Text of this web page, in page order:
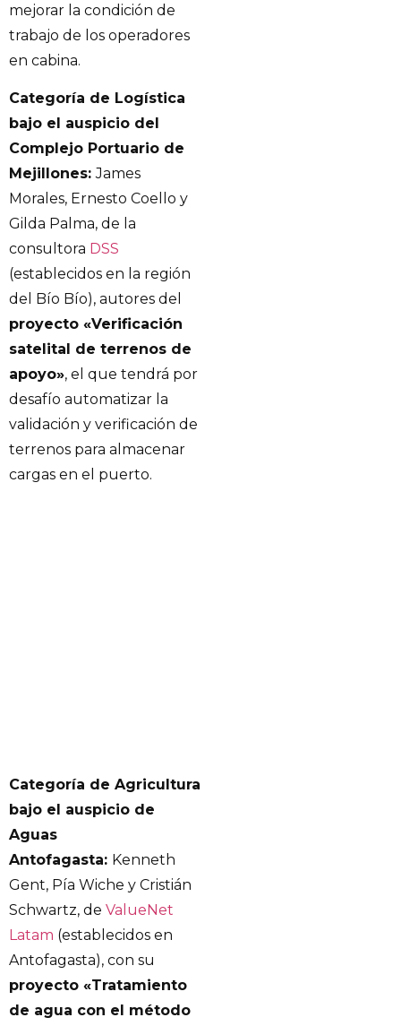
mejorar la condición de
trabajo de los operadores
en cabina.
Categoría de Logística
bajo el auspicio del
Complejo Portuario de
Mejillones:James
Morales, Ernesto Coello y
Gilda Palma, de la
consultora DSS
(establecidos en la región
del Bío Bío), autores del
proyecto «Verificación
satelital de terrenos de
apoyo», el que tendrá por
desafío automatizar la
validación y verificación de
terrenos para almacenar
cargas en el puerto.
Categoría de Agricultura
bajo el auspicio de
Aguas
Antofagasta: Kenneth
Gent, Pía Wiche y Cristián
Schwartz, de ValueNet
Latam (establecidos en
Antofagasta), con su
proyecto «Tratamiento
de agua con el método